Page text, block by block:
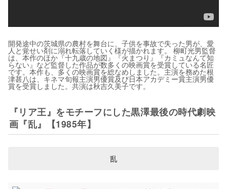
開発途中の茨城県の農村を舞台に、子供を事故で失った男が、愛
人と覚せい剤に溺れ転落していく様が描かれます。 柳町光男監督
は、本作のほか『十九歳の地図』『火まつり』『カミュなんて知
らない』など監督した作品が数多くの映画賞を受賞している名匠
です。本作も、多くの映画賞を総なめしました。主演を務めた根
津甚八は、キネマ旬報主演男優賞及び日本アカデミー賞主演男優
賞を受賞しました。共演は秋吉久美子です。
『リア王』をモチーフにした黒澤最後の時代劇映
画『乱』【1985年】
乱